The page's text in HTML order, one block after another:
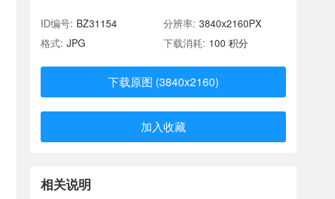
ID编号: BZ31154 分辨率: 3840x2160PX
格式: JPG 下载消耗: 100 积分
下载原图 (3840x2160)
加入收藏
相关说明